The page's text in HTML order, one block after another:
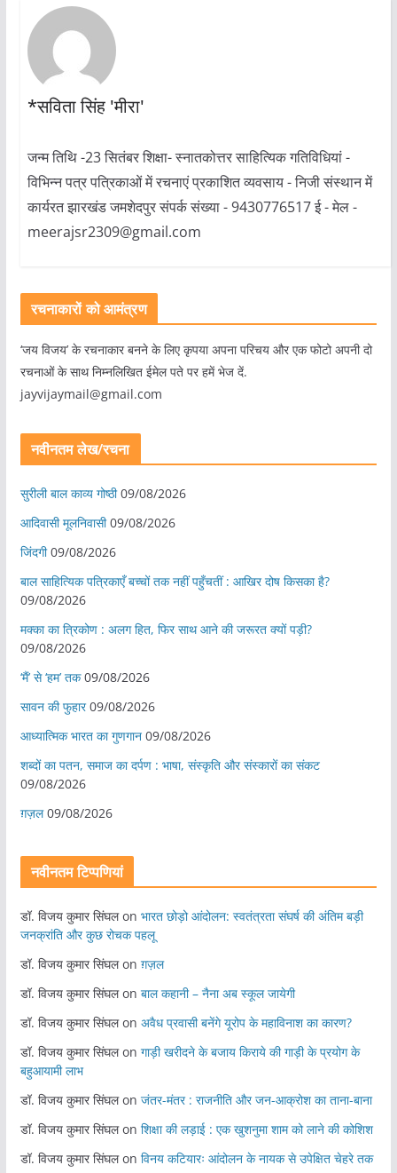
*सविता सिंह 'मीरा'
जन्म तिथि -23 सितंबर शिक्षा- स्नातकोत्तर साहित्यिक गतिविधियां -
विभिन्न पत्र पत्रिकाओं में रचनाएं प्रकाशित व्यवसाय - निजी संस्थान में
कार्यरत झारखंड जमशेदपुर संपर्क संख्या - 9430776517 ई - मेल -
meerajsr2309@gmail.com
रचनाकारों को आमंत्रण
‘जय विजय’ के रचनाकार बनने के लिए कृपया अपना परिचय और एक फोटो अपनी दो
रचनाओं के साथ निम्नलिखित ईमेल पते पर हमें भेज दें.
jayvijaymail@gmail.com
नवीनतम लेख/रचना
सुरीली बाल काव्य गोष्ठी 09/08/2026
आदिवासी मूलनिवासी 09/08/2026
जिंदगी 09/08/2026
बाल साहित्यिक पत्रिकाएँ बच्चों तक नहीं पहुँचतीं : आखिर दोष किसका है?
09/08/2026
मक्का का त्रिकोण : अलग हित, फिर साथ आने की जरूरत क्यों पड़ी?
09/08/2026
‘मैं’ से ‘हम’ तक 09/08/2026
सावन की फुहार 09/08/2026
आध्यात्मिक भारत का गुणगान 09/08/2026
शब्दों का पतन, समाज का दर्पण : भाषा, संस्कृति और संस्कारों का संकट
09/08/2026
ग़ज़ल 09/08/2026
नवीनतम टिप्पणियां
डॉ. विजय कुमार सिंघलon भारत छोड़ो आंदोलन: स्वतंत्रता संघर्ष की अंतिम बड़ी
जनक्रांति और कुछ रोचक पहलू
डॉ. विजय कुमार सिंघलon ग़ज़ल
डॉ. विजय कुमार सिंघलon बाल कहानी – नैना अब स्कूल जायेगी
डॉ. विजय कुमार सिंघलon अवैध प्रवासी बनेंगे यूरोप के महाविनाश का कारण?
डॉ. विजय कुमार सिंघलon गाड़ी खरीदने के बजाय किराये की गाड़ी के प्रयोग के
बहुआयामी लाभ
डॉ. विजय कुमार सिंघलon जंतर-मंतर : राजनीति और जन-आक्रोश का ताना-बाना
डॉ. विजय कुमार सिंघलon शिक्षा की लड़ाई : एक खुशनुमा शाम को लाने की कोशिश
डॉ. विजय कुमार सिंघलon विनय कटियारः आंदोलन के नायक से उपेक्षित चेहरे तक